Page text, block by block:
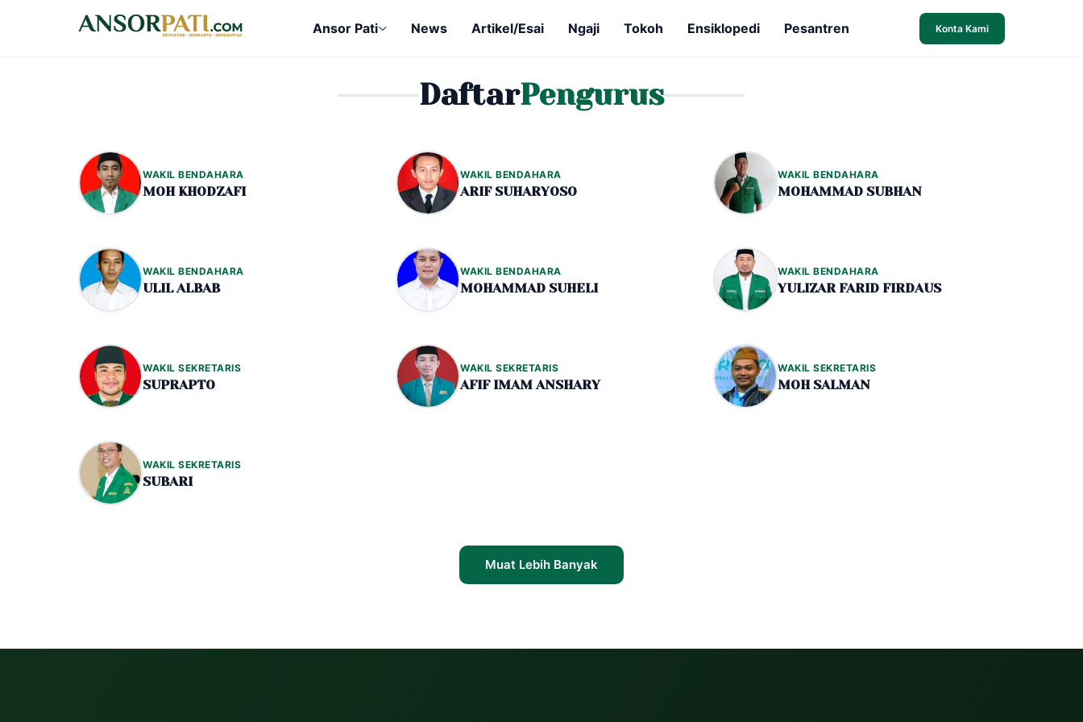
Ansor Pati News Artikel/Esai Ngaji Tokoh Ensiklopedi Pesantren Konta Kami
DaftarPengurus
WAKIL BENDAHARA
MOH KHODZAFI
WAKIL BENDAHARA
ARIF SUHARYOSO
WAKIL BENDAHARA
MOHAMMAD SUBHAN
WAKIL BENDAHARA
ULIL ALBAB
WAKIL BENDAHARA
MOHAMMAD SUHELI
WAKIL BENDAHARA
YULIZAR FARID FIRDAUS
WAKIL SEKRETARIS
SUPRAPTO
WAKIL SEKRETARIS
AFIF IMAM ANSHARY
WAKIL SEKRETARIS
MOH SALMAN
WAKIL SEKRETARIS
SUBARI
Muat Lebih Banyak